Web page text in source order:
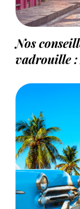
Nos
vadrouille :